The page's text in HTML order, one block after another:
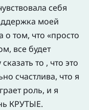
себя
моей
о том, что «просто
все будет
то , что это
счастлива, что я
роль, и я
КРУТЫЕ.